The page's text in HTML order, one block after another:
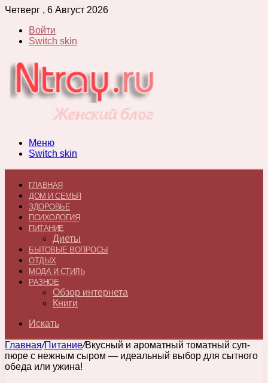
Четверг , 6 Август 2026
Войти
Switch skin
Меню
Switch skin
ГЛАВНАЯ
ДОМ И СЕМЬЯ
ЗДОРОВЬЕ
ПСИХОЛОГИЯ
ПИТАНИЕ
Диеты
БЫТОВЫЕ ВОПРОСЫ
ОТДЫХ
МОДА И СТИЛЬ
РАЗНОЕ
Обзор интернета
Книги
Искать
Главная/Питание/Вкусный и ароматный томатный суп-
пюре с нежным сыром — идеальный выбор для сытного
обеда или ужина!